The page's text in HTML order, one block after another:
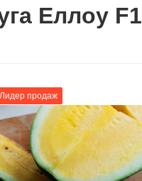
Еллоу F1
Лидер продаж